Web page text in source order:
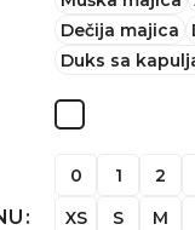
Dečija majica
Duks sa
0 1 2
XS
S M